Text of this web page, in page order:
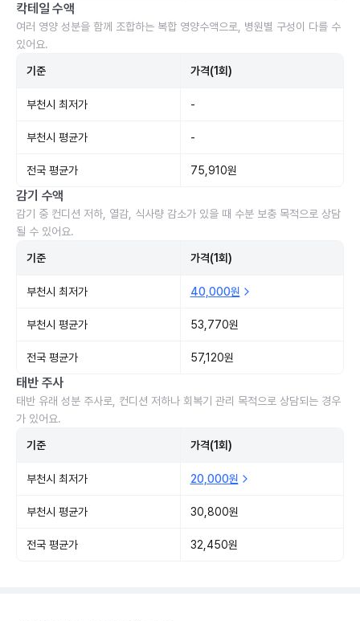
칵테일 수액
여러 영양 성분을 함께 조합하는 복합 영양수액으로, 병원별 구성이 다를 수
있어요.
기준 가격(1회)
부천시 최저가 -
부천시 평균가 -
전국 평균가 75,910원
감기 수액
감기 중 컨디션 저하, 열감, 식사량 감소가 있을 때 수분 보충 목적으로 상담
될 수 있어요.
기준 가격(1회)
부천시 최저가 40,000원
부천시 평균가 53,770원
전국 평균가 57,120원
태반 주사
태반 유래 성분 주사로, 컨디션 저하나 회복기 관리 목적으로 상담되는 경우
가 있어요.
기준 가격(1회)
부천시 최저가 20,000원
부천시 평균가 30,800원
전국 평균가 32,450원